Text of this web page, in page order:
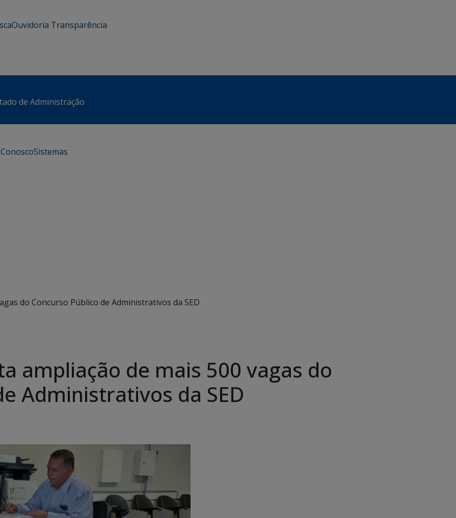
Ouvidoria Transparência
de Administração
Sistemas
do Concurso Público de Administrativos da SED
ampliação de mais 500 vagas do
Administrativos da SED